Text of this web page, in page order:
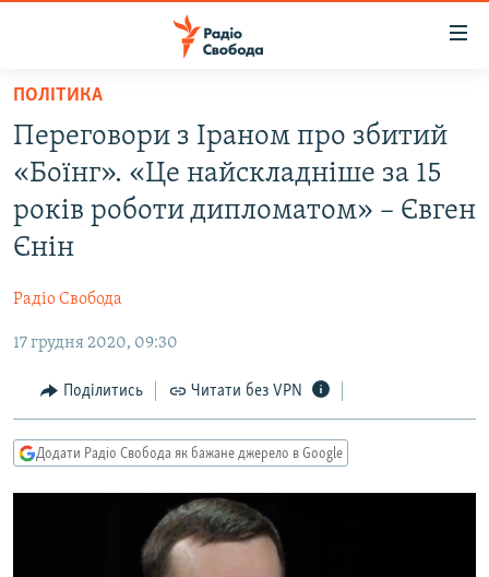
Перейти
основного
матеріалу
Перейти
до
основної
Перейти
до
ВСЕ ЗА ДОБУ
СТАТТІ
ПОЛІТИКА
КУЛЬТУРА
СПОРТ
СВІТ
ВІЙНА
ДОНБАС.РЕАЛІЇ
КРИМ.РЕАЛІЇ
ТИ ЯК?
КИТАЙ.ВИКЛИКИ
ПОЛІТИКА
Переговори з Іраном про збитий
«Боїнг». «Це найскладніше за 15
років роботи дипломатом» – Євген
Єнін
Радіо Свобода
17 грудня 2020, 09:30
Поділитись Читати без VPN
Додати Радіо Свобода як бажане джерело в Google